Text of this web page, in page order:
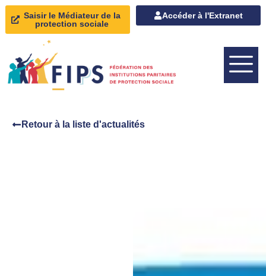
Saisir le Médiateur de la
protection sociale
Accéder à l'Extranet
Retour à la liste d'actualités